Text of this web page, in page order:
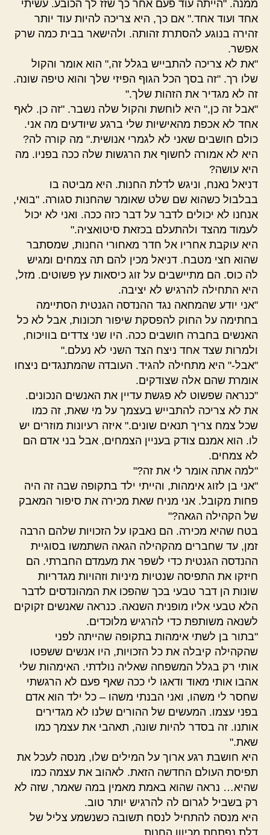
ממנה. "הייתה עוד פעם אחר כך שזז לך הכובע. עשיתי
אחד ועוד אחד." אם כך, היא צריכה להיות עוד יותר
זהירה בנוגע להסתרת זהותה. ולהישאר בבית כמה שרק
אפשר.
"את לא צריכה להתבייש בגלל זה," הוא אומר והקול
שלו רך. "זה בסך הכל הגוף הפיזי שלך והוא טיפה שונה.
זה לא מגדיר את הזהות שלך."
"אבל זה כן," היא לוחשת והקול שלה נשבר. "זה כן. לאף
אחד לא אכפת מהאישיות שלי ברגע שיודעים מה אני.
כולם חושבים שאני לא לגמרי אנושית." מה קורה לה?
היא לא אמורה לחשוף את הרגשות שלה ככה בפניו. מה
היא עושה?
דניאל נאנח, וניגש לדלת החנות. היא מביטה בו
בבלבול כשהוא שם שלט שאומר שהחנות סגורה. "בואי,
אנחנו לא יכולים לדבר על דבר כזה ככה. ואני לא יכול
לעמוד מהצד ולהתעלם בכזאת סיטואציה."
היא עוקבת אחריו אל חדר מאחורי החנות, שמסתבר
שהוא חצי מטבח. דניאל מכין להם תה צמחים ומגיש
לה כוס. הם מתיישבים על זוג כיסאות עץ פשוטים. מזל,
היא התחילה להרגיש לא יציבה.
"אני יודע שהמחאה נגד ההנדסה הגנטית הסתיימה
בחתימה על החוק להפסקת שיפור תכונות, אבל לא כל
האנשים בחברה חושבים ככה. היו שני צדדים בוויכוח,
ולמרות שצד אחד ניצח הצד השני לא נעלם."
"אבל-" היא מתחילה להגיד. העובדה שהמתנגדים ניצחו
אומרת שהם אלה שצודקים.
"כנראה שפשוט לא פגשת עדיין את האנשים הנכונים.
את לא צריכה להתבייש בעצמך על מי שאת, זה כמו
שכל צמח צריך תנאים שונים." איזה רעיונות מוזרים יש
לו. הוא אמנם צודק בעניין הצמחים, אבל בני אדם הם
לא צמחים.
"למה אתה אומר לי את זה?"
"אני בן לזוג אימהות, והייתי ילד בתקופה שבה זה היה
פחות מקובל. אני מניח שאת מכירה את סיפור המאבק
של הקהילה הגאה?"
בטח שהיא מכירה. הם נאבקו על הזכויות שלהם הרבה
זמן, עד שחברים מהקהילה הגאה השתמשו בסוגיית
ההנדסה הגנטית כדי לשפר את מעמדם החברתי. הם
חיזקו את התפיסה שנטיות מיניות וזהויות מגדריות
שונות הן דבר טבעי בכך שהפכו את המהונדסים לדבר
הלא טבעי אליו מופנית השנאה. כנראה שאנשים זקוקים
לשנאה משותפת כדי להרגיש מלוכדים.
"בתור בן לשתי אימהות בתקופה שהייתה לפני
שהקהילה קיבלה את כל הזכויות, היו אנשים ששפטו
אותי רק בגלל המשפחה שאליה נולדתי. האימהות שלי
אהבו אותי מאוד ודאגו לי ככה שאף פעם לא הרגשתי
שחסר לי משהו, ואני הבנתי משהו – כל ילד הוא אדם
בפני עצמו. המעשים של ההורים שלנו לא מגדירים
אותנו. זה בסדר להיות שונה, תאהבי את עצמך כמו
שאת."
היא חושבת רגע ארוך על המילים שלו, מנסה לעכל את
תפיסת העולם החדשה הזאת. לאהוב את עצמה כמו
שהיא… נראה שהוא באמת מאמין במה שאמר, שזה לא
רק בשביל לגרום לה להרגיש יותר טוב.
היא מנסה להתחיל לנסח תשובה כשנשמע צליל של
דלת נפתחת מכיוון החנות.